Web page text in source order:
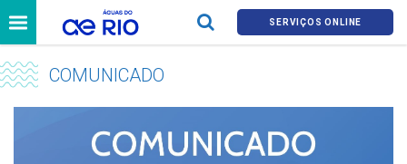
SERVIÇOS ONLINE
COMUNICADO